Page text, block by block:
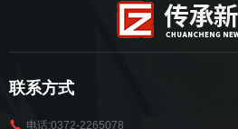
联系方式
电话:0372-2265078